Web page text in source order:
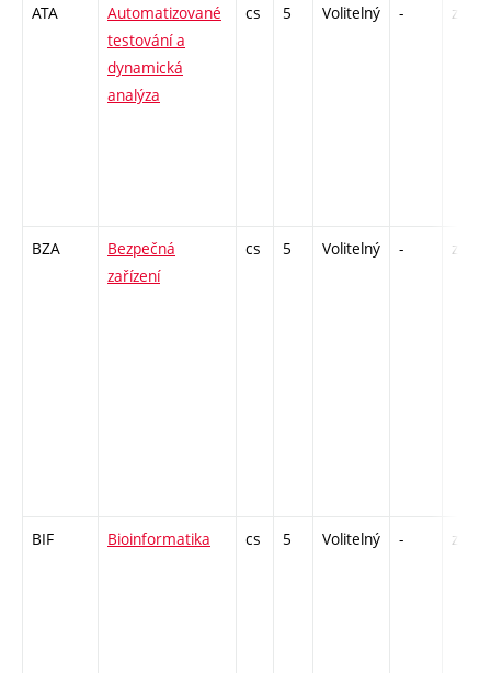
ATA
Automatizované
testování a
dynamická
analýza
cs 5 Volitelný - zk
BZA
Bezpečná
zařízení
cs 5 Volitelný - zk
BIF Bioinformatika cs 5 Volitelný - zk